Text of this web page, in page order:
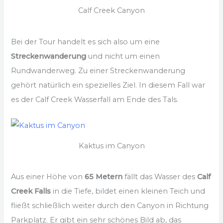
Calf Creek Canyon
Bei der Tour handelt es sich also um eine
Streckenwanderung und nicht um einen
Rundwanderweg. Zu einer Streckenwanderung
gehört natürlich ein spezielles Ziel. In diesem Fall war
es der Calf Creek Wasserfall am Ende des Tals.
Kaktus im Canyon
Aus einer Höhe von65 Metern fällt das Wasser desCalf
Creek Falls in die Tiefe, bildet einen kleinen Teich und
fließt schließlich weiter durch den Canyon in Richtung
Parkplatz. Er gibt ein sehr schönes Bild ab, das